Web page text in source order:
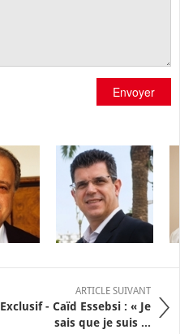
Envoyer
ARTICLE SUIVANT
Exclusif - Caïd Essebsi : « Je
sais que je suis ...